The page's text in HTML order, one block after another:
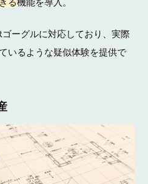
る機能を導入。
ーグルに対応しており、実際
いるような疑似体験を提供で